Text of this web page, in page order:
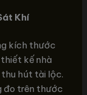
Khí
kích thước
kế nhà
hút tài lộc.
đo trên thước